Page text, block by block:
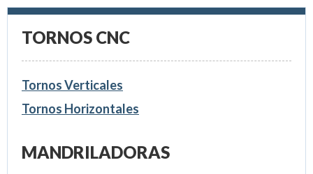
TORNOS CNC
Tornos Verticales
Tornos Horizontales
MANDRILADORAS